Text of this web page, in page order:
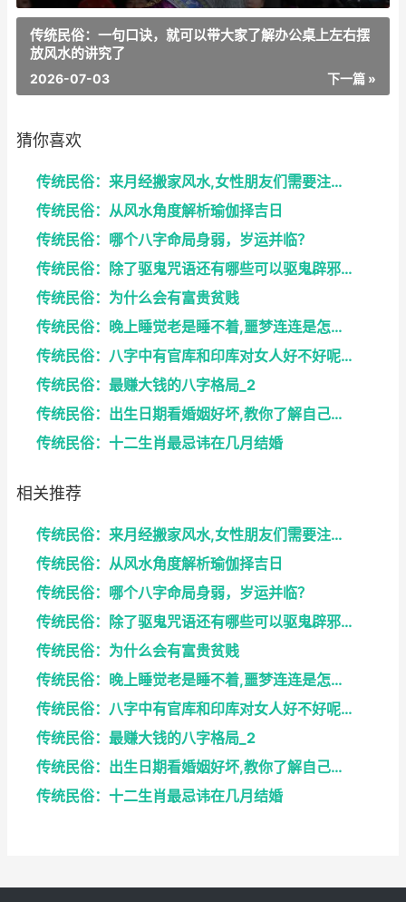
传统民俗：一句口诀，就可以带大家了解办公桌上左右摆
放风水的讲究了
下一篇 »
2026-07-03
猜你喜欢
传统民俗：来月经搬家风水,女性朋友们需要注意了
传统民俗：从风水角度解析瑜伽择吉日
传统民俗：哪个八字命局身弱，岁运并临？
传统民俗：除了驱鬼咒语还有哪些可以驱鬼辟邪的方法？...
传统民俗：为什么会有富贵贫贱
传统民俗：晚上睡觉老是睡不着,噩梦连连是怎么回事
传统民俗：八字中有官库和印库对女人好不好呢？赶快收...
传统民俗：最赚大钱的八字格局_2
传统民俗：出生日期看婚姻好坏,教你了解自己未来的婚...
传统民俗：十二生肖最忌讳在几月结婚
相关推荐
传统民俗：来月经搬家风水,女性朋友们需要注意了
传统民俗：从风水角度解析瑜伽择吉日
传统民俗：哪个八字命局身弱，岁运并临？
传统民俗：除了驱鬼咒语还有哪些可以驱鬼辟邪的方法？...
传统民俗：为什么会有富贵贫贱
传统民俗：晚上睡觉老是睡不着,噩梦连连是怎么回事
传统民俗：八字中有官库和印库对女人好不好呢？赶快收...
传统民俗：最赚大钱的八字格局_2
传统民俗：出生日期看婚姻好坏,教你了解自己未来的婚...
传统民俗：十二生肖最忌讳在几月结婚